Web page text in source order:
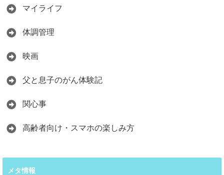
マイライフ
体調管理
映画
父と息子のがん体験記
関心事
高齢者向け・スマホの楽しみ方
メタ情報